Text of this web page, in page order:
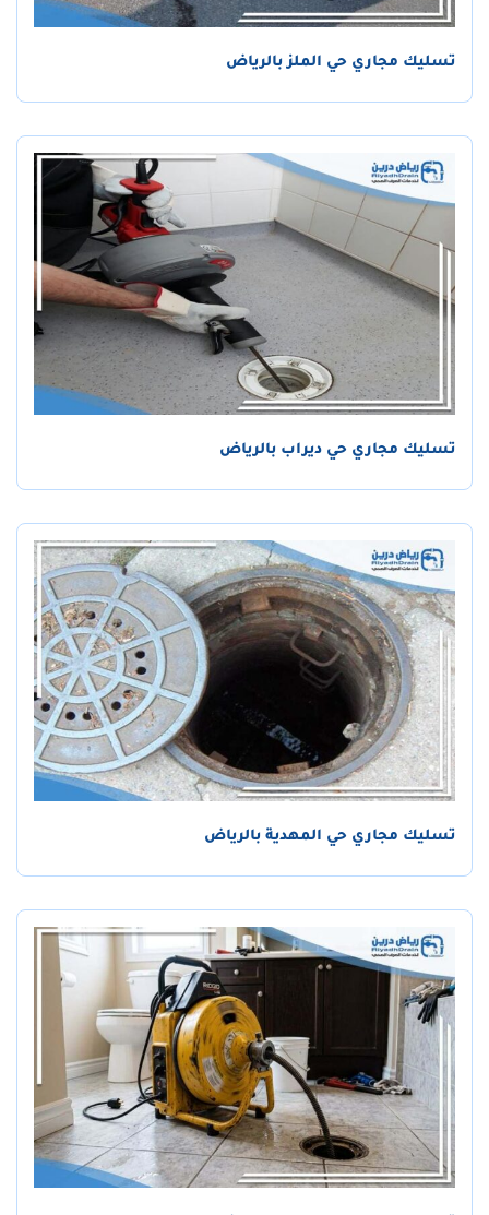
تسليك مجاري حي الملز بالرياض
تسليك مجاري حي ديراب بالرياض
تسليك مجاري حي المهدية بالرياض